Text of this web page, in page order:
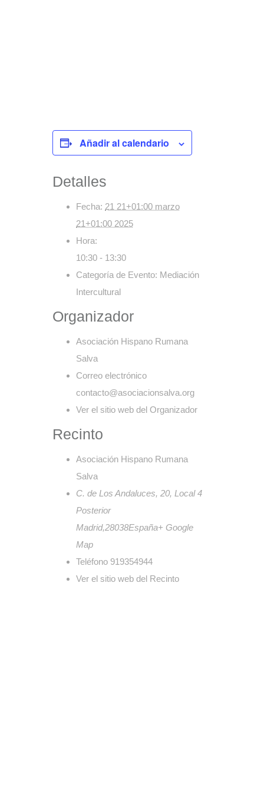
Añadir al calendario
Detalles
Fecha: 21 21+01:00 marzo
21+01:00 2025
Hora:
10:30 - 13:30
Categoría de Evento: Mediación
Intercultural
Organizador
Asociación Hispano Rumana
Salva
Correo electrónico
contacto@asociacionsalva.org
Ver el sitio web del Organizador
Recinto
Asociación Hispano Rumana
Salva
C. de Los Andaluces, 20, Local 4
Posterior
Madrid,28038España+ Google
Map
Teléfono 919354944
Ver el sitio web del Recinto